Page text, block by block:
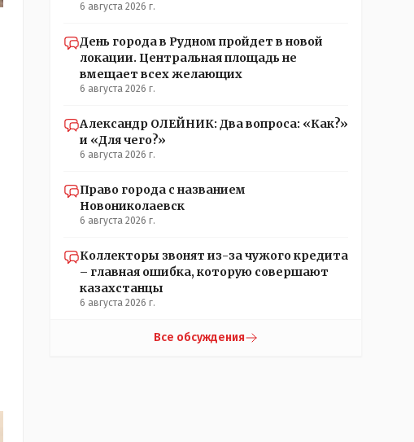
6 августа 2026 г.
День города в Рудном пройдет в новой
локации. Центральная площадь не
вмещает всех желающих
6 августа 2026 г.
Александр ОЛЕЙНИК: Два вопроса: «Как?»
и «Для чего?»
6 августа 2026 г.
Право города с названием
Новониколаевск
6 августа 2026 г.
Коллекторы звонят из-за чужого кредита
– главная ошибка, которую совершают
казахстанцы
6 августа 2026 г.
Все обсуждения